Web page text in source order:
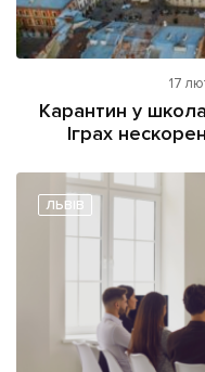
17
Карантин у
Іграх
ЛЬВІВ